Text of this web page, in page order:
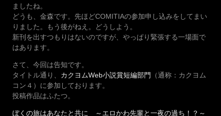
ましたね。
どうも、金森です。先ほどCOMITIAの参加申し込みをしてまい
りました。もう後がねえ。どうしよう。
新刊を出すつもりはないのですが、やっぱり緊張する一場面で
はあります。
さて、今回は告知です。
タイトル通り、 カクヨムWeb小説賞短編部門
（通称：カクヨム
コン４）に参加しております。
投稿作品はふたつ。
ぼくの旅はあなたと共に ～エロかわ先輩と一夜の過ち！？～